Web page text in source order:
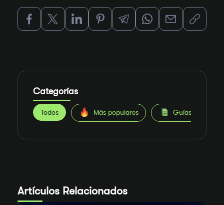
Categorías
Todos Más populares Guías de
Artículos Relacionados